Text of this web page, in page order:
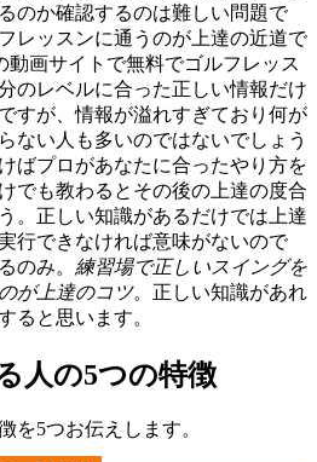
のか確認するのは難しい問題で
レッスンに通うのが上達の近道で
動画サイトで無料でゴルフレッス
のレベルに合った正しい情報だけ
すが、情報が溢れすぎており何が
ない人も多いのではないでしょう
ばプロがあなたに合ったやり方を
でも教わるとその後の上達の度合
。正しい知識があるだけでは上達
行できなければ意味がないので
のみ。 練習場で正しいスイングを
が上達のコツ。正しい知識があれ
ると思います。
人の5つの特徴
を5つお伝えします。